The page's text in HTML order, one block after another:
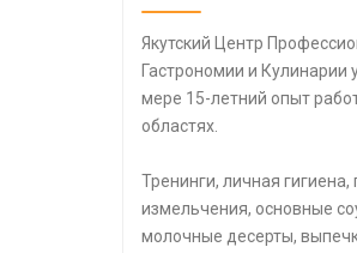
Якутский Центр
Гастрономии и Кулинарии
мере 15-летний опыт
областях.
Тренинги, личная
измельчения, основные
молочные десерты,